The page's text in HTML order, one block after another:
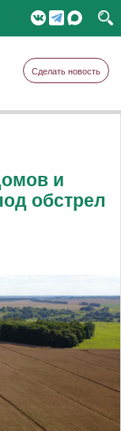
Сделать новость
и
обстрел